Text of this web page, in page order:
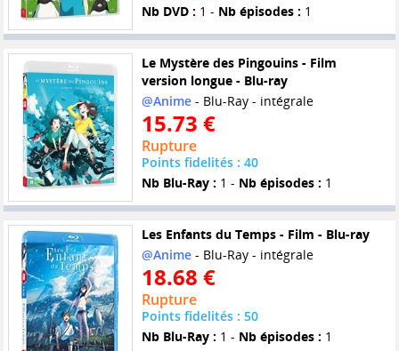
Nb DVD : 1 - Nb épisodes : 1
Le Mystère des Pingouins - Film
version longue - Blu-ray
@Anime- Blu-Ray - intégrale
15.73 €
Rupture
Points fidelités : 40
Nb Blu-Ray : 1 - Nb épisodes : 1
Les Enfants du Temps - Film - Blu-ray
@Anime- Blu-Ray - intégrale
18.68 €
Rupture
Points fidelités : 50
Nb Blu-Ray : 1 - Nb épisodes : 1